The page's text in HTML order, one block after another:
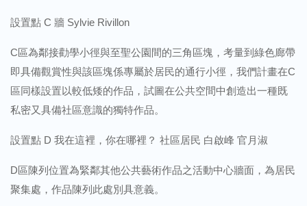
設置點 C 牆 Sylvie Rivillon
C區為鄰接勸學小徑與至聖公園間的三角區塊，考量到綠色廊帶
即具備觀賞性與該區塊係專屬於居民的通行小徑，我們計畫在C
區同樣設置以較低矮的作品，試圖在公共空間中創造出一種既
私密又具備社區意識的獨特作品。
設置點 D 我在這裡，你在哪裡？ 社區居民 白啟峰 官月淑
D區陳列位置為緊鄰其他公共藝術作品之活動中心牆面，為居民
聚集處，作品陳列此處別具意義。